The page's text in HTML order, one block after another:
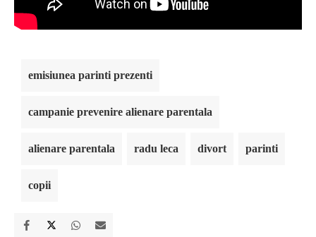
emisiunea parinti prezenti
campanie prevenire alienare parentala
alienare parentala radu leca divort parinti
copii